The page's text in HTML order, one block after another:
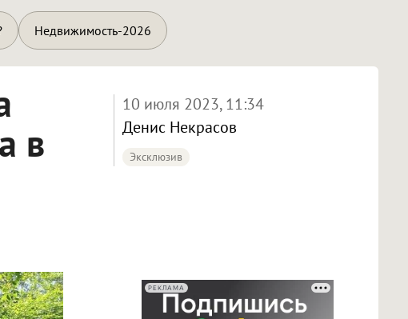
Недвижимость-2026
в
10 июля 2023, 11:34
Денис Некрасов
Эксклюзив
РЕКЛАМА